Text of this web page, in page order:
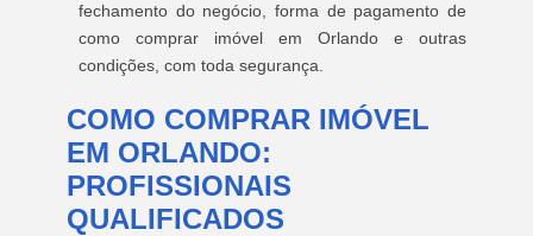
fechamento do negócio, forma de pagamento de
como comprar imóvel em Orlando e outras
condições, com toda segurança.
COMO COMPRAR IMÓVEL
EM ORLANDO:
PROFISSIONAIS
QUALIFICADOS